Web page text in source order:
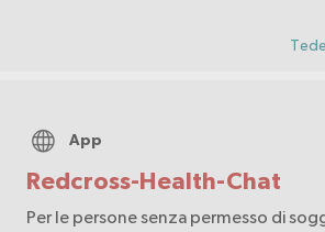
professionale e la procedura di
Redcross-Health-Chat
App
Per le persone senza permesso di